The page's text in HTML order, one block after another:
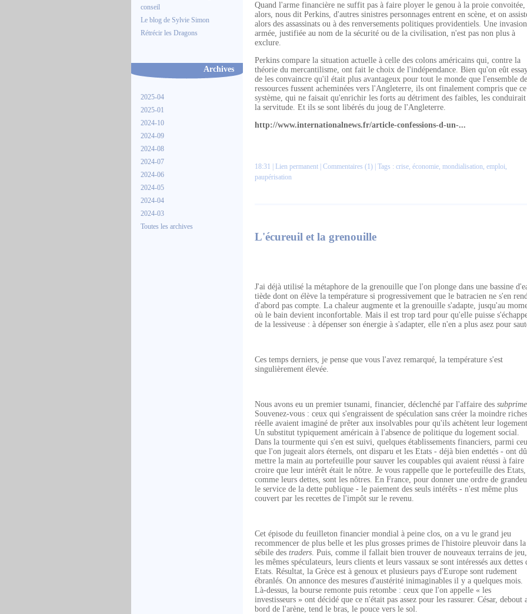
conseil
Le blog de Sylvie Simon
Rétrécir les Dragons
Archives
2025-04
2025-01
2024-10
2024-09
2024-08
2024-07
2024-06
2024-05
2024-04
2024-03
Toutes les archives
Quand l'arme financière ne suffit pas à faire ployer le genou à la proie convoitée,
alors, nous dit Perkins, d'autres sinistres personnages entrent en scène, et on
alors des assassinats ou à des renversements politiques providentiels. Une invasion
armée, justifiée au nom de la sécurité ou de la civilisation, n'est pas non plus à
exclure.
Perkins compare la situation actuelle à celle des colons américains qui, contre la
théorie du mercantilisme, ont fait le choix de l'indépendance. Bien qu'on eût
de les convaincre qu'il était plus avantageux pour tout le monde que l'ensemble
ressources fussent acheminées vers l'Angleterre, ils ont finalement compris que ce
système, qui ne faisait qu'enrichir les forts au détriment des faibles, les conduirait
la servitude. Et ils se sont libérés du joug de l'Angleterre.
http://www.internationalnews.fr/article-confessions-d-un-...
18:31 | Lien permanent Commentaires (1) | Tags : crise, économie, mondialisation, emploi,
paupérisation
L'écureuil et la grenouille
J'ai déjà utilisé la métaphore de la grenouille que l'on plonge dans une bassine
tiède dont on élève la température si progressivement que le batracien ne s'en
d'abord pas compte. La chaleur augmente et la grenouille s'adapte, jusqu'au
où le bain devient inconfortable. Mais il est trop tard pour qu'elle puisse
de la lessiveuse : à dépenser son énergie à s'adapter, elle n'en a plus asez pour
Ces temps derniers, je pense que vous l'avez remarqué, la température s'est
singulièrement élevée.
Nous avons eu un premier tsunami, financier, déclenché par l'affaire des
Souvenez-vous : ceux qui s'engraissent de spéculation sans créer la moindre
réelle avaient imaginé de prêter aux insolvables pour qu'ils achètent leur
Un substitut typiquement américain à l'absence de politique du logement social.
Dans la tourmente qui s'en est suivi, quelques établissements financiers, parmi
que l'on jugeait alors éternels, ont disparu et les Etats - déjà bien endettés - ont dû
mettre la main au portefeuille pour sauver les coupables qui avaient réussi à faire
croire que leur intérêt était le nôtre. Je vous rappelle que le portefeuille des Etats,
comme leurs dettes, sont les nôtres. En France, pour donner une ordre de
le service de la dette publique - le paiement des seuls intérêts - n'est même plus
couvert par les recettes de l'impôt sur le revenu.
Cet épisode du feuilleton financier mondial à peine clos, on a vu le grand jeu
recommencer de plus belle et les plus grosses primes de l'histoire pleuvoir dans la
sébile des traders. Puis, comme il fallait bien trouver de nouveaux terrains de jeu,
les mêmes spéculateurs, leurs clients et leurs vassaux se sont intéressés aux dettes
Etats. Résultat, la Grèce est à genoux et plusieurs pays d'Europe sont rudement
ébranlés. On annonce des mesures d'austérité inimaginables il y a quelques mois.
Là-dessus, la bourse remonte puis retombe : ceux que l'on appelle « les
investisseurs » ont décidé que ce n'était pas assez pour les rassurer. César, debout
bord de l'arène, tend le bras, le pouce vers le sol.